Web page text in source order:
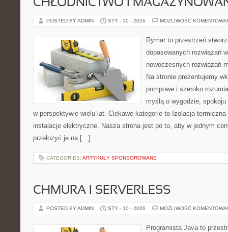
CHŁODNICTWO I
POSTED BY ADMIN STY - 10 - 2026 MOŻLIWOŚĆ
Rymar to przestrzeń
dopasowanych rozwiązań
nowoczesnych rozwiązań
Na stronie prezentujemy
pompowe i szeroko
myślą o wygodzie,
w perspektywie wielu lat. Ciekawe kategorie to Izolacja
instalacje elektryczne. Nasza strona jest po to, aby w jednym
przełożyć je na […]
CATEGORIES: ARTYKUŁY SPONSOROWANE
CHMURA I SERVERLESS
POSTED BY ADMIN STY - 10 - 2026 MOŻLIWOŚĆ
Programista Java to